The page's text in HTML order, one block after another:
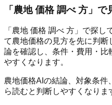
「農地 価格 調べ 方 」で
「農地 価格 調べ 方」で探
て農地価格の見方を先に判
論を確認し、条件・費用・比
やすくなります。
農地価格AIの結論、対象条
ら読むと判断しやすくなりま